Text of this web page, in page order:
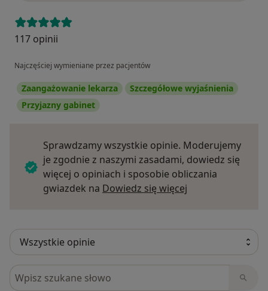
117 opinii
Najczęściej wymieniane przez pacjentów
Zaangażowanie lekarza
Szczegółowe wyjaśnienia
Przyjazny gabinet
Sprawdzamy wszystkie opinie. Moderujemy
je zgodnie z naszymi zasadami, dowiedz się
więcej o opiniach i sposobie obliczania
gwiazdek na Dowiedz się więcej
Szukaj w opiniach